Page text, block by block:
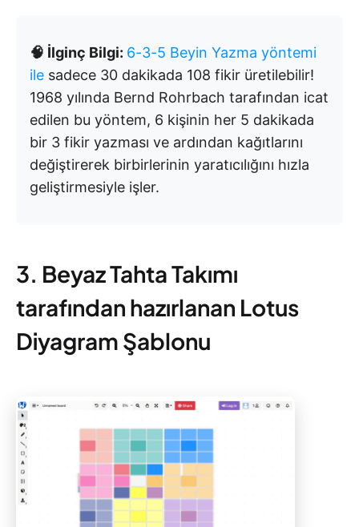
🧠 İlginç Bilgi: 6-3-5 Beyin Yazma yöntemi
ile sadece 30 dakikada 108 fikir üretilebilir!
1968 yılında Bernd Rohrbach tarafından icat
edilen bu yöntem, 6 kişinin her 5 dakikada
bir 3 fikir yazması ve ardından kağıtlarını
değiştirerek birbirlerinin yaratıcılığını hızla
geliştirmesiyle işler.
3. Beyaz Tahta Takımı
tarafından hazırlanan Lotus
Diyagram Şablonu